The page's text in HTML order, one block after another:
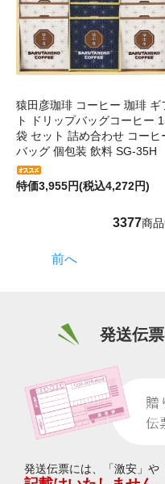
猿田彦珈琲 コーヒー 珈琲 ギ
ト ドリップバッグコーヒー
袋 セット 詰め合わせ コーヒ
バッグ 個包装 飲料 SG-35H
特価3,955円(税込4,272円)
3377商
前へ
発送伝
発送伝票には、「激安」や